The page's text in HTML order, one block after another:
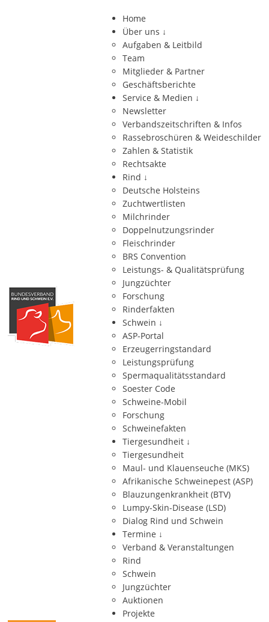
Home
Über uns ↓
Aufgaben & Leitbild
Team
Mitglieder & Partner
Geschäftsberichte
Service & Medien ↓
Newsletter
Verbandszeitschriften & Infos
Rassebroschüren & Weideschilder
Zahlen & Statistik
Rechtsakte
Rind ↓
Deutsche Holsteins
Zuchtwertlisten
Milchrinder
Doppelnutzungsrinder
Fleischrinder
BRS Convention
Leistungs- & Qualitätsprüfung
Jungzüchter
Forschung
Rinderfakten
Schwein ↓
ASP-Portal
Erzeugerringstandard
Leistungsprüfung
Spermaqualitätsstandard
Soester Code
Schweine-Mobil
Forschung
Schweinefakten
Tiergesundheit ↓
Tiergesundheit
Maul- und Klauenseuche (MKS)
Afrikanische Schweinepest (ASP)
Blauzungenkrankheit (BTV)
Lumpy-Skin-Disease (LSD)
Dialog Rind und Schwein
Termine ↓
Verband & Veranstaltungen
Rind
Schwein
Jungzüchter
Auktionen
Projekte